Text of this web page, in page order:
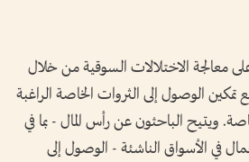
معالجة الاختلالات السوقية من خلال
تمكين الوصول إلى الثروات الخاصة الراغبة
ويتيح الباحثون عن رأس المال - بما في
في الأسواق الناشئة - الوصول إلى